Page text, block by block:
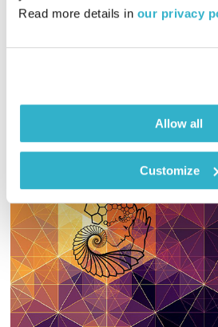
Read more details in our privacy
Allow all
Customize
אקוסטים שהוקלטו בעולם קטן.